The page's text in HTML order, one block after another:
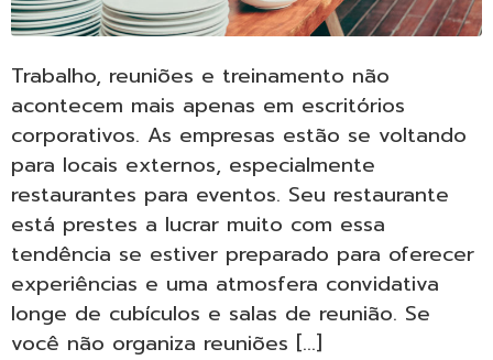
Trabalho, reuniões e treinamento não
acontecem mais apenas em escritórios
corporativos. As empresas estão se voltando
para locais externos, especialmente
restaurantes para eventos. Seu restaurante
está prestes a lucrar muito com essa
tendência se estiver preparado para oferecer
experiências e uma atmosfera convidativa
longe de cubículos e salas de reunião. Se
você não organiza reuniões […]